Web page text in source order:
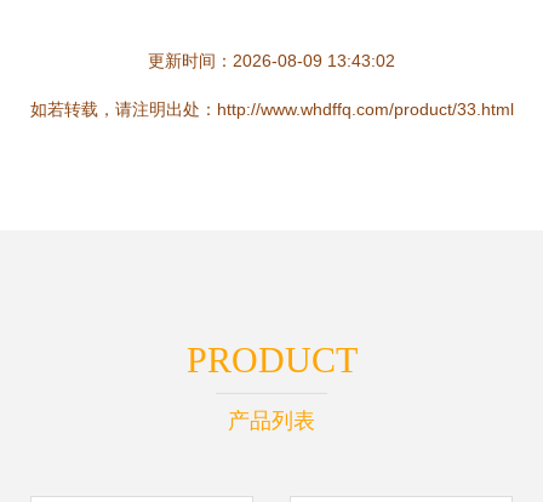
更新时间：2026-08-09 13:43:02
如若转载，请注明出处：http://www.whdffq.com/product/33.html
PRODUCT
产品列表